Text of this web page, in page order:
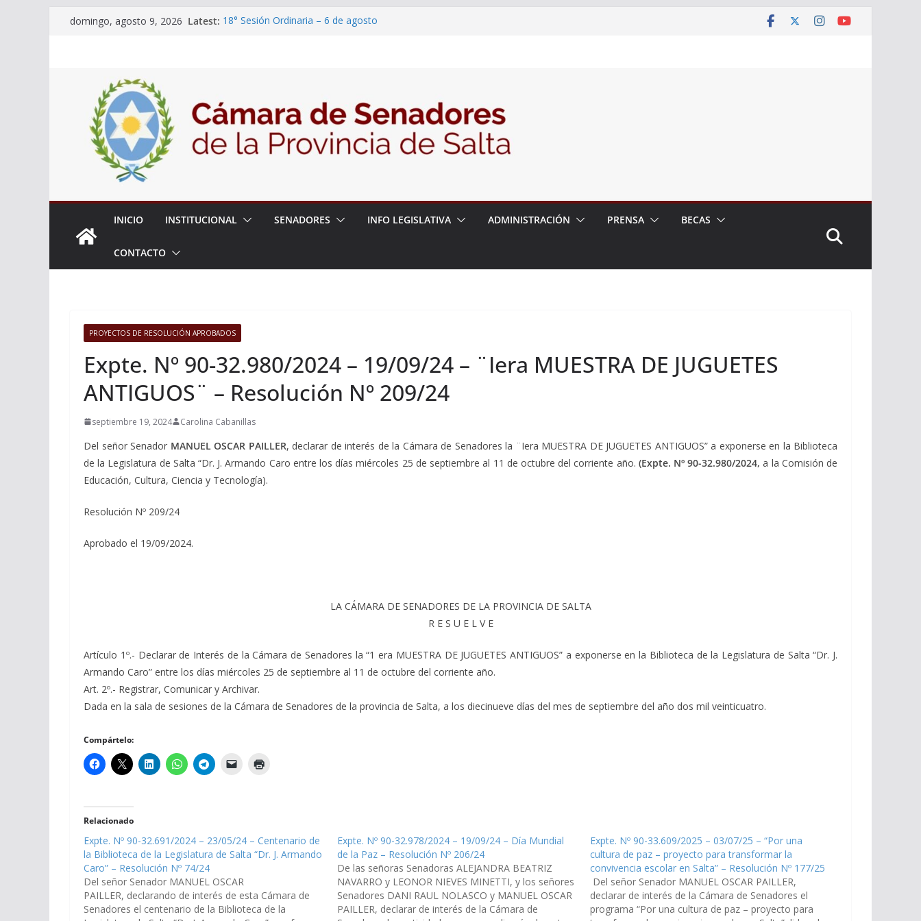
domingo, agosto 9, 2026 Latest: 18° Sesión Ordinaria – 6 de agosto
Expte. Nº 90-34.516/2026 – 06/08/26 – Créase el Ente Salteño
de Protección y Control Vegetal
INICIO INSTITUCIONAL SENADORES INFO LEGISLATIVA ADMINISTRACIÓN PRENSA BECAS
CONTACTO
PROYECTOS DE RESOLUCIÓN APROBADOS
Expte. Nº 90-32.980/2024 – 19/09/24 – ¨Iera MUESTRA DE JUGUETES
ANTIGUOS¨ – Resolución Nº 209/24
septiembre 19, 2024 Carolina Cabanillas
Del señor Senador MANUEL OSCAR PAILLER, declarar de interés de la Cámara de Senadores la ¨Iera MUESTRA DE JUGUETES ANTIGUOS” a exponerse en la Biblioteca
de la Legislatura de Salta “Dr. J. Armando Caro entre los días miércoles 25 de septiembre al 11 de octubre del corriente año. (Expte. Nº 90-32.980/2024,a la Comisión de
Educación, Cultura, Ciencia y Tecnología).
Resolución Nº 209/24
Aprobado el 19/09/2024.
LA CÁMARA DE SENADORES DE LA PROVINCIA DE SALTA
R E S U E L V E
Artículo 1º.- Declarar de Interés de la Cámara de Senadores la “1 era MUESTRA DE JUGUETES ANTIGUOS” a exponerse en la Biblioteca de la Legislatura de Salta “Dr. J.
Armando Caro” entre los días miércoles 25 de septiembre al 11 de octubre del corriente año.
Art. 2º.- Registrar, Comunicar y Archivar.
Dada en la sala de sesiones de la Cámara de Senadores de la provincia de Salta, a los diecinueve días del mes de septiembre del año dos mil veinticuatro.
Compártelo:
Relacionado
Expte. Nº 90-32.691/2024 – 23/05/24 – Centenario de
la Biblioteca de la Legislatura de Salta “Dr. J. Armando
Caro” – Resolución Nº 74/24
Del señor Senador MANUEL OSCAR
PAILLER, declarando de interés de esta Cámara de
Senadores el centenario de la Biblioteca de la
Expte. Nº 90-32.978/2024 – 19/09/24 – Día Mundial
de la Paz – Resolución Nº 206/24
De las señoras Senadoras ALEJANDRA BEATRIZ
NAVARRO y LEONOR NIEVES MINETTI, y los señores
Senadores DANI RAUL NOLASCO y MANUEL OSCAR
PAILLER, declarar de interés de la Cámara de
Expte. Nº 90-33.609/2025 – 03/07/25 – “Por una
cultura de paz – proyecto para transformar la
convivencia escolar en Salta” – Resolución Nº 177/25
Del señor Senador MANUEL OSCAR PAILLER,
declarar de interés de la Cámara de Senadores el
programa “Por una cultura de paz – proyecto para